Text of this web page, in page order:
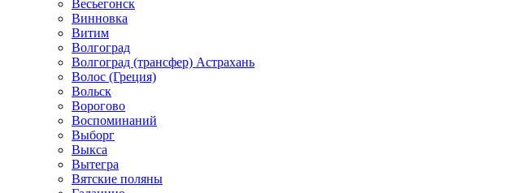
Весьегонск
Винновка
Витим
Волгоград
Волгоград (трансфер) Астрахань
Волос (Греция)
Вольск
Ворогово
Воспоминаний
Выборг
Выкса
Вытегра
Вятские поляны